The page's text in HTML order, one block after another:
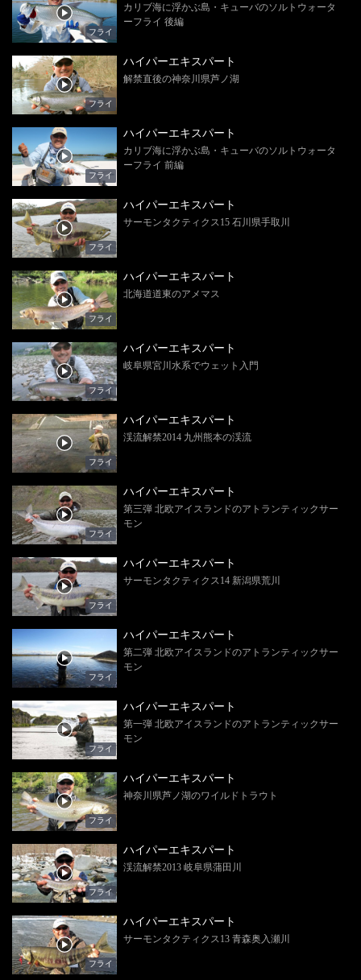
フライ
カリブ海に浮かぶ島・キューバのソルトウォータ
ーフライ 後編
フライ
ハイパーエキスパート
解禁直後の神奈川県芦ノ湖
フライ
ハイパーエキスパート
カリブ海に浮かぶ島・キューバのソルトウォータ
ーフライ 前編
フライ
ハイパーエキスパート
サーモンタクティクス15 石川県手取川
フライ
ハイパーエキスパート
北海道道東のアメマス
フライ
ハイパーエキスパート
岐阜県宮川水系でウェット入門
フライ
ハイパーエキスパート
渓流解禁2014 九州熊本の渓流
フライ
ハイパーエキスパート
第三弾 北欧アイスランドのアトランティックサー
モン
フライ
ハイパーエキスパート
サーモンタクティクス14 新潟県荒川
フライ
ハイパーエキスパート
第二弾 北欧アイスランドのアトランティックサー
モン
フライ
ハイパーエキスパート
第一弾 北欧アイスランドのアトランティックサー
モン
フライ
ハイパーエキスパート
神奈川県芦ノ湖のワイルドトラウト
フライ
ハイパーエキスパート
渓流解禁2013 岐阜県蒲田川
フライ
ハイパーエキスパート
サーモンタクティクス13 青森奥入瀬川